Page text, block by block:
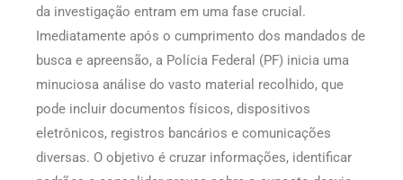
da investigação entram em uma fase crucial.
Imediatamente após o cumprimento dos mandados de
busca e apreensão, a Polícia Federal (PF) inicia uma
minuciosa análise do vasto material recolhido, que
pode incluir documentos físicos, dispositivos
eletrônicos, registros bancários e comunicações
diversas. O objetivo é cruzar informações, identificar